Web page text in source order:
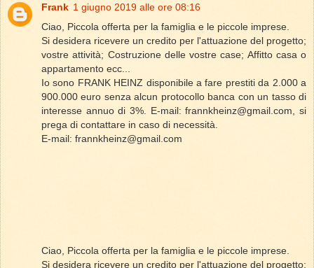
Frank 1 giugno 2019 alle ore 08:16
Ciao, Piccola offerta per la famiglia e le piccole imprese.
Si desidera ricevere un credito per l'attuazione del progetto;
vostre attività; Costruzione delle vostre case; Affitto casa o
appartamento ecc...
Io sono FRANK HEINZ disponibile a fare prestiti da 2.000 a
900.000 euro senza alcun protocollo banca con un tasso di
interesse annuo di 3%. E-mail: frannkheinz@gmail.com, si
prega di contattare in caso di necessità.
E-mail: frannkheinz@gmail.com
Ciao, Piccola offerta per la famiglia e le piccole imprese.
Si desidera ricevere un credito per l'attuazione del progetto;